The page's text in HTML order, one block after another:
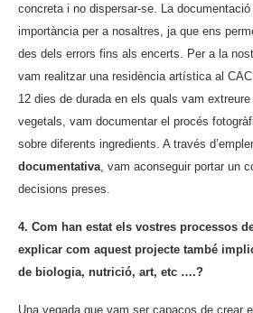
concreta i no dispersar-se. La
importància per a nosaltres, ja que ens
des dels errors fins als encerts. Per a la
vam realitzar una residència artística al
12 dies de durada en els quals vam
vegetals, vam documentar el procés
sobre diferents ingredients. A través
documentativa , vam aconseguir portar un
decisions preses.
4. Com han estat els vostres processos
explicar com aquest projecte també
de biologia, nutrició, art, etc ….?
Una vegada que vam ser capaços de crear